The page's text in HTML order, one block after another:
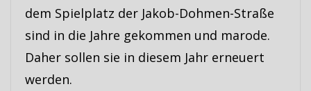
dem Spielplatz der Jakob-Dohmen-Straße
sind in die Jahre gekommen und marode.
Daher sollen sie in diesem Jahr erneuert
werden.